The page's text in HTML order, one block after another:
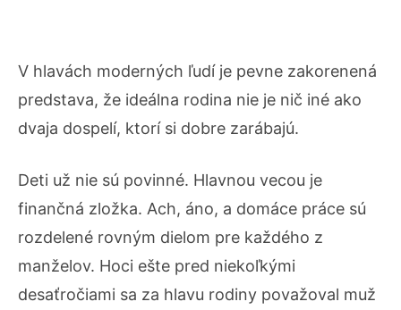
V hlavách moderných ľudí je pevne zakorenená
predstava, že ideálna rodina nie je nič iné ako
dvaja dospelí, ktorí si dobre zarábajú.
Deti už nie sú povinné. Hlavnou vecou je
finančná zložka. Ach, áno, a domáce práce sú
rozdelené rovným dielom pre každého z
manželov. Hoci ešte pred niekoľkými
desaťročiami sa za hlavu rodiny považoval muž